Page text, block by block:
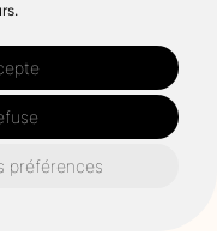
préférences